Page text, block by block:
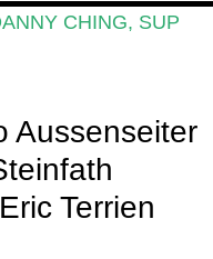
CHING, SUP
Aussenseiter
Terrien